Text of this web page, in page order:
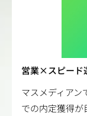
営業×スピード
マスメディアン
での内定獲得